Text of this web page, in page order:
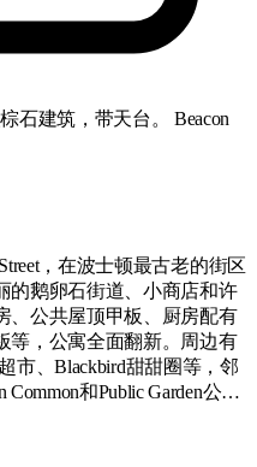
石建筑，带天台。
Beacon
，在波士顿最古老的街区
的鹅卵石街道、小商店和许
、公共屋顶甲板、厨房配有
等，公寓全面翻新。周边有
市、Blackbird甜甜圈等，邻
和Public Garden公